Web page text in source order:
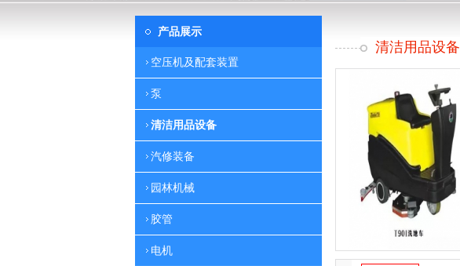
产品展示
空压机及配套装置
泵
清洁用品设备
汽修装备
园林机械
胶管
电机
清洁用品设备